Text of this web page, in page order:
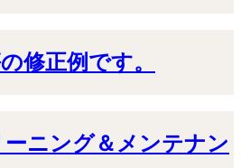
修正例です。
ニング＆メンテナン